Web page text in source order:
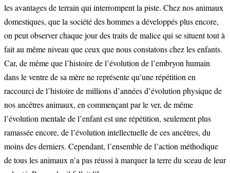
les avantages de terrain qui interrompent la piste. Chez nos animaux
domestiques, que la société des hommes a développés plus encore,
on peut observer chaque jour des traits de malice qui se situent tout à
fait au même niveau que ceux que nous constatons chez les enfants.
Car, de même que l’histoire de l’évolution de l’embryon humain
dans le ventre de sa mère ne représente qu’une répétition en
raccourci de l’histoire de millions d’années d’évolution physique de
nos ancêtres animaux, en commençant par le ver, de même
l’évolution mentale de l’enfant est une répétition, seulement plus
ramassée encore, de l’évolution intellectuelle de ces ancêtres, du
moins des derniers. Cependant, l’ensemble de l’action méthodique
de tous les animaux n’a pas réussi à marquer la terre du sceau de leur